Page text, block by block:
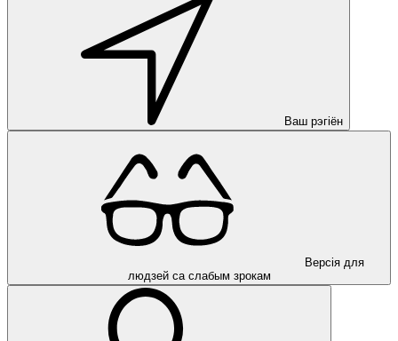
Ваш рэгіён
Версія для
людзей са слабым зрокам